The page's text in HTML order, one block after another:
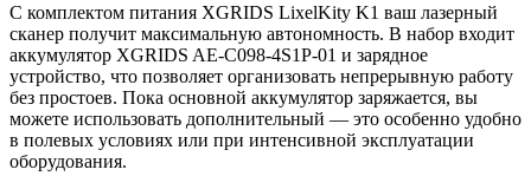
С комплектом питания XGRIDS LixelKity K1 ваш лазерный
сканер получит максимальную автономность. В набор входит
аккумулятор XGRIDS AE-C098-4S1P-01 и зарядное
устройство, что позволяет организовать непрерывную работу
без простоев. Пока основной аккумулятор заряжается, вы
можете использовать дополнительный — это особенно удобно
в полевых условиях или при интенсивной эксплуатации
оборудования.